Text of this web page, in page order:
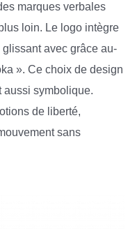
marques verbales
loin. Le logo intègre
avec grâce au-
». Ce choix de design
aussi symbolique.
de liberté,
sans